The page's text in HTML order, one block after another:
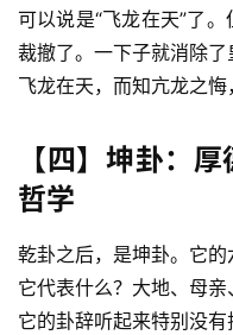
登录
可以说是“飞龙在天”了
裁撤了。一下子就消除了
飞龙在天，而知亢龙之悔
【四】坤卦：
哲学
乾卦之后，是坤卦。它的
它代表什么？大地、母亲
它的卦辞听起来特别没有